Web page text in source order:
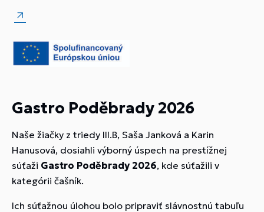
Gastro Poděbrady 2026
Naše žiačky z triedy III.B, Saša Janková a Karin
Hanusová, dosiahli výborný úspech na prestížnej
súťaži Gastro Poděbrady 2026, kde súťažili v
kategórii čašník.
Ich súťažnou úlohou bolo pripraviť slávnostnú tabuľu